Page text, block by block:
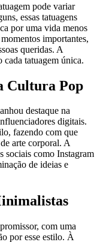
pode variar
essas tatuagens
por uma vida menos
importantes,
queridas. A
cada tatuagem única.
Cultura Pop
destaque na
digitais.
fazendo com que
arte corporal. A
sociais como Instagram
de ideias e
com uma
por esse estilo. À